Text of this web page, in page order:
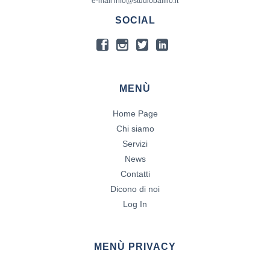
SOCIAL
MENÙ
Home Page
Chi siamo
Servizi
News
Contatti
Dicono di noi
Log In
MENÙ PRIVACY